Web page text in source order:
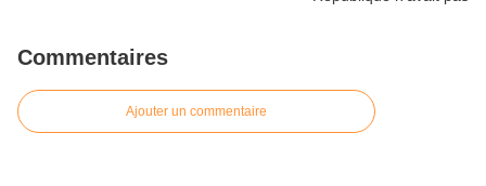
Commentaires
Ajouter un commentaire